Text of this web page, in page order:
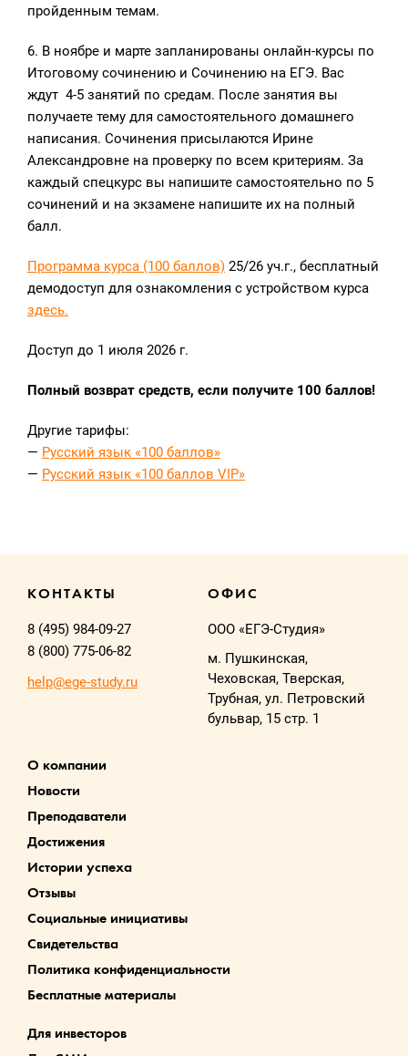
пройденным темам.
6. В ноябре и марте запланированы онлайн-курсы по
Итоговому сочинению и Сочинению на ЕГЭ. Вас
ждут 4-5 занятий по средам. После занятия вы
получаете тему для самостоятельного домашнего
написания. Сочинения присылаются Ирине
Александровне на проверку по всем критериям. За
каждый спецкурс вы напишите самостоятельно по 5
сочинений и на экзамене напишите их на полный
балл.
Программа курса (100 баллов) 25/26 уч.г., бесплатный
демодоступ для ознакомления с устройством курса
здесь.
Доступ до 1 июля 2026 г.
Полный возврат средств, если получите 100 баллов!
Другие тарифы:
— Русский язык «100 баллов»
— Русский язык «100 баллов VIP»
КОНТАКТЫ
8 (495) 984-09-27
8 (800) 775-06-82
help@ege-study.ru
ОФИС
ООО «ЕГЭ-Студия»
м. Пушкинская,
Чеховская, Тверская,
Трубная, ул. Петровский
бульвар, 15 стр. 1
О компании
Новости
Преподаватели
Достижения
Истории успеха
Отзывы
Социальные инициативы
Свидетельства
Политика конфиденциальности
Бесплатные материалы
Для инвесторов